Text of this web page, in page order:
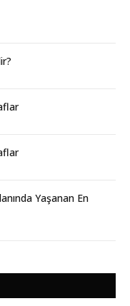
Yaşanan En